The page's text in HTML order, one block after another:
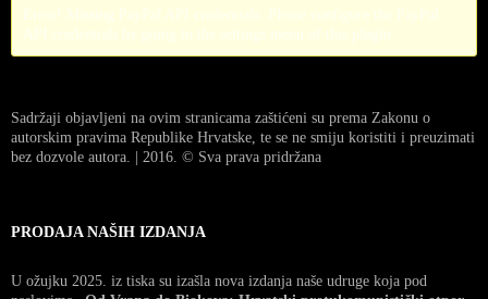
Sadržaji objavljeni na ovim stranicama zaštićeni su prema Zakonu o
autorskim pravima Republike Hrvatske, te se ne smiju koristiti i preuzimati
bez dozvole autora. | 2016. © Sva prava pridržana
PRODAJA NAŠIH IZDANJA
U ožujku 2025. iz tiska su izašla nova izdanja naše udruge koja pod